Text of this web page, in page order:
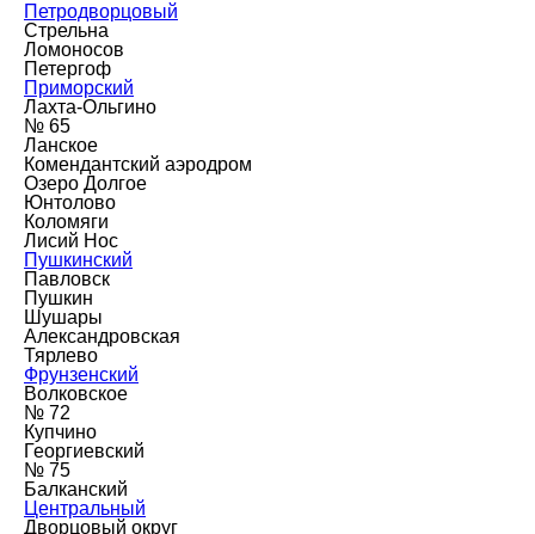
Петродворцовый
Стрельна
Ломоносов
Петергоф
Приморский
Лахта-Ольгино
№ 65
Ланское
Комендантский аэродром
Озеро Долгое
Юнтолово
Коломяги
Лисий Нос
Пушкинский
Павловск
Пушкин
Шушары
Александровская
Тярлево
Фрунзенский
Волковское
№ 72
Купчино
Георгиевский
№ 75
Балканский
Центральный
Дворцовый округ